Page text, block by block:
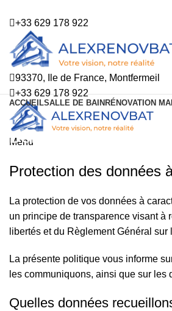
+33 629 178 922
93370, Ile de France, Montfermeil
+33 629 178 922
Menu
ACCUEILSALLE DE BAIN RÉNOVATION
Données
Protection des données
La protection de vos données à
un principe de transparence visant à
libertés et du Règlement Général
La présente politique vous informe
les communiquons, ainsi que sur les
Quelles données